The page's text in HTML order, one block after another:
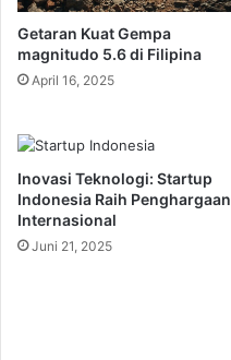
Getaran Kuat Gempa
magnitudo 5.6 di Filipina
April 16, 2025
Inovasi Teknologi: Startup
Indonesia Raih Penghargaan
Internasional
Juni 21, 2025